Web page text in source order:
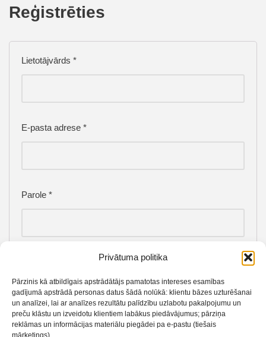
Privātuma politika
Pārzinis kā atbildīgais apstrādātājs pamatotas intereses esamības
gadījumā apstrādā personas datus šādā nolūkā: klientu bāzes uzturēšanai
un analīzei, lai ar analīzes rezultātu palīdzību uzlabotu pakalpojumu un
preču klāstu un izveidotu klientiem labākus piedāvājumus; pārziņa
reklāmas un informācijas materiālu piegādei pa e-pastu (tiešais
mārketings).
Reģistrēties
Lietotājvārds *
E-pasta adrese *
Parole *
Type the text displayed above: